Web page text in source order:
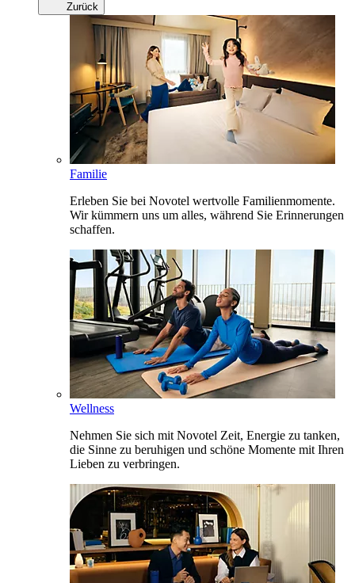
Zurück
Familie
Erleben Sie bei Novotel wertvolle Familienmomente.
Wir kümmern uns um alles, während Sie Erinnerungen
schaffen.
Wellness
Nehmen Sie sich mit Novotel Zeit, Energie zu tanken,
die Sinne zu beruhigen und schöne Momente mit Ihren
Lieben zu verbringen.